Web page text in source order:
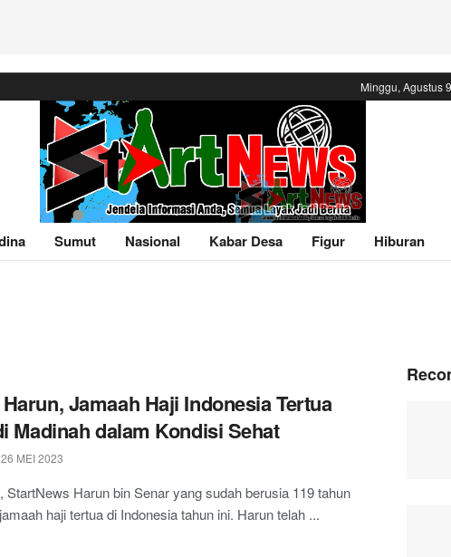
Minggu, Agustus
Sumut Nasional Kabar Desa Figur Hiburan
Jamaah Haji Indonesia Tertua
Madinah dalam Kondisi Sehat
MEI 2023
StartNews Harun bin Senar yang sudah berusia 119 tahun
haji tertua di Indonesia tahun ini. Harun telah ...